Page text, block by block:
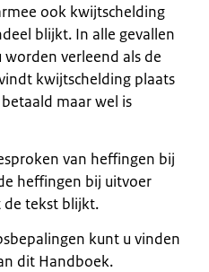
ook kwijtschelding
blijkt. In alle gevallen
verleend als de
kwijtschelding plaats
maar wel is
van heffingen bij
heffingen bij uitvoer
de tekst blijkt.
kunt u vinden
dit Handboek.